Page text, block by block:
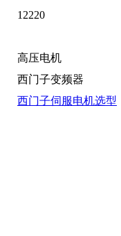
12220
高压电机
西门子变频器
西门子伺服电机选型